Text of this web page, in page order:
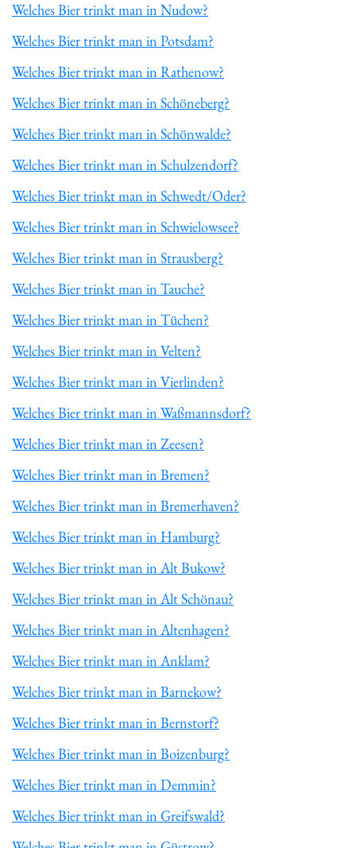
Welches Bier trinkt man in Nudow?
Welches Bier trinkt man in Potsdam?
Welches Bier trinkt man in Rathenow?
Welches Bier trinkt man in Schöneberg?
Welches Bier trinkt man in Schönwalde?
Welches Bier trinkt man in Schulzendorf?
Welches Bier trinkt man in Schwedt/Oder?
Welches Bier trinkt man in Schwielowsee?
Welches Bier trinkt man in Strausberg?
Welches Bier trinkt man in Tauche?
Welches Bier trinkt man in Tüchen?
Welches Bier trinkt man in Velten?
Welches Bier trinkt man in Vierlinden?
Welches Bier trinkt man in Waßmannsdorf?
Welches Bier trinkt man in Zeesen?
Welches Bier trinkt man in Bremen?
Welches Bier trinkt man in Bremerhaven?
Welches Bier trinkt man in Hamburg?
Welches Bier trinkt man in Alt Bukow?
Welches Bier trinkt man in Alt Schönau?
Welches Bier trinkt man in Altenhagen?
Welches Bier trinkt man in Anklam?
Welches Bier trinkt man in Barnekow?
Welches Bier trinkt man in Bernstorf?
Welches Bier trinkt man in Boizenburg?
Welches Bier trinkt man in Demmin?
Welches Bier trinkt man in Greifswald?